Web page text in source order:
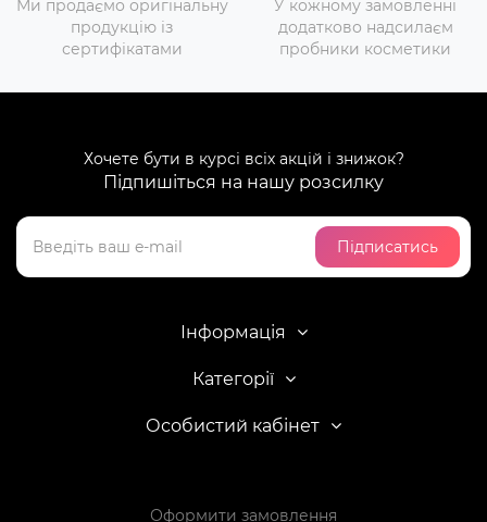
Ми продаємо оригінальну
продукцію із
сертифікатами
У кожному замовленні
додатково надсилаєм
пробники косметики
Хочете бути в курсі всіх акцій і знижок?
Підпишіться на нашу розсилку
Підписатись
Інформація
Категорії
Особистий кабінет
Оформити замовлення